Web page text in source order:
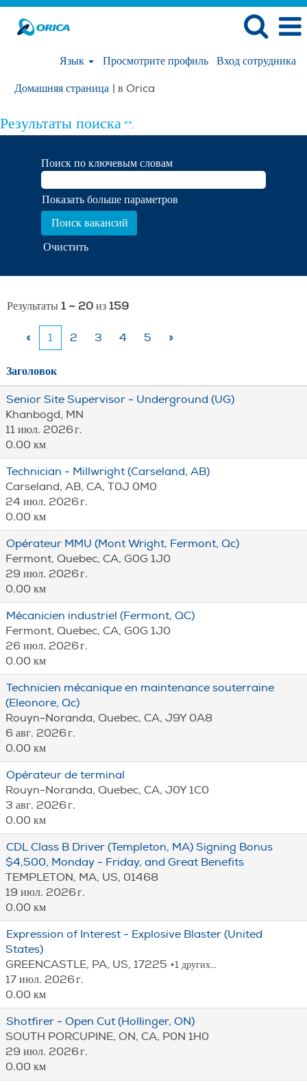
Язык Просмотрите профиль
Вход сотрудника
Домашняя страница | в Orica
Результаты поиска "".
Поиск по ключевым словам
Показать больше параметров
Очистить
Результаты 1 – 20 из 159
« 1 2 3 4 5 »
Заголовок
Senior Site Supervisor - Underground (UG)
Khanbogd, MN
11 июл. 2026 г.
0.00 км
Technician - Millwright (Carseland, AB)
Carseland, AB, CA, T0J 0M0
24 июл. 2026 г.
0.00 км
Opérateur MMU (Mont Wright, Fermont, Qc)
Fermont, Quebec, CA, G0G 1J0
29 июл. 2026 г.
0.00 км
Mécanicien industriel (Fermont, QC)
Fermont, Quebec, CA, G0G 1J0
26 июл. 2026 г.
0.00 км
Technicien mécanique en maintenance souterraine
(Eleonore, Qc)
Rouyn-Noranda, Quebec, CA, J9Y 0A8
6 авг. 2026 г.
0.00 км
Opérateur de terminal
Rouyn-Noranda, Quebec, CA, J0Y 1C0
3 авг. 2026 г.
0.00 км
CDL Class B Driver (Templeton, MA) Signing Bonus
$4,500, Monday - Friday, and Great Benefits
TEMPLETON, MA, US, 01468
19 июл. 2026 г.
0.00 км
Expression of Interest - Explosive Blaster (United
States)
GREENCASTLE, PA, US, 17225 +1 других…
17 июл. 2026 г.
0.00 км
Shotfirer - Open Cut (Hollinger, ON)
SOUTH PORCUPINE, ON, CA, P0N 1H0
29 июл. 2026 г.
0.00 км